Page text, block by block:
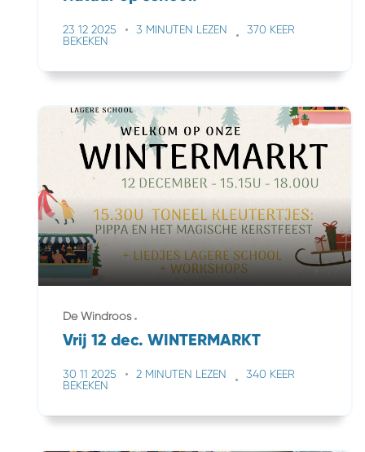
23 12 2025 3 MINUTEN LEZEN
370 KEER
BEKEKEN
De Windroos
Vrij 12 dec. WINTERMARKT
30 11 2025 2 MINUTEN LEZEN
340 KEER
BEKEKEN